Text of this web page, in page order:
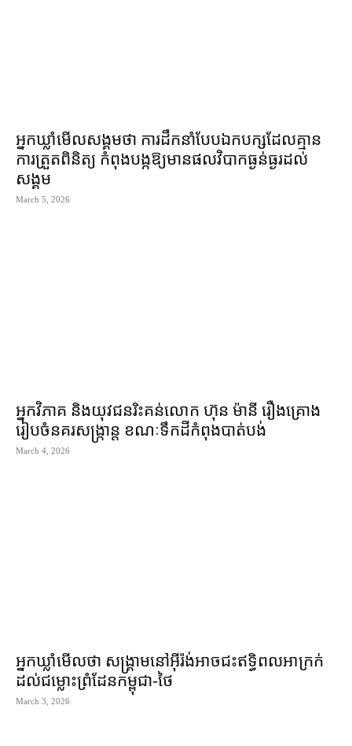
អ្នកឃ្លាំមើល​សង្គម​ថា ការដឹកនាំ​បែប​ឯក​បក្ស​ដែល​គ្មាន​
ការ​ត្រួត​ពិនិត្យ កំពុង​បង្ក​ឱ្យ​មាន​ផលវិបាក​ធ្ងន់ធ្ងរ​ដល់​
សង្គម
March 5, 2026
អ្នកវិភាគ និង​យុវជន​រិះគន់​លោក ហ៊ុន ម៉ានី រឿង​គ្រោង​
រៀបចំ​នគរ​សង្ក្រាន្ត ខណៈ​ទឹកដី​កំពុង​បាត់បង់
March 4, 2026
អ្នកឃ្លាំមើល​ថា សង្គ្រាម​នៅ​អ៊ីរ៉ង់​អាច​ជះឥទ្ធិពល​អាក្រក់​
ដល់​ជម្លោះព្រំដែន​កម្ពុជា​-​ថៃ
March 3, 2026